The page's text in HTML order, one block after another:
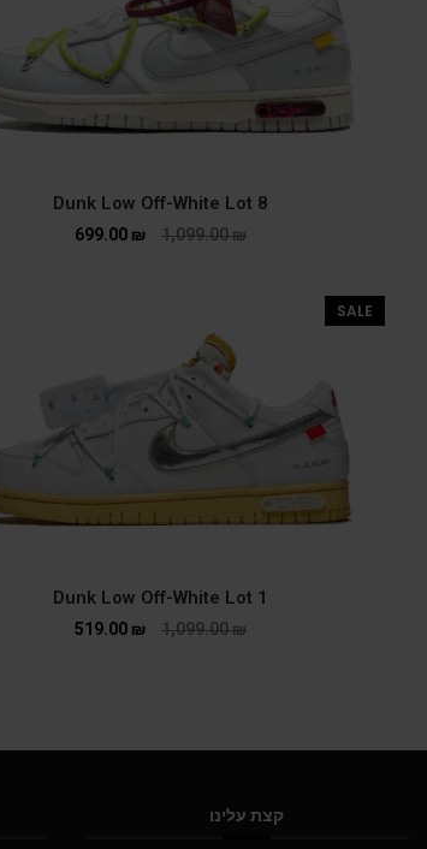
Dunk Low Off-White Lot 8
1,099.00₪
699.00 ₪
SALE
Dunk Low Off-White Lot 1
1,099.00₪
519.00 ₪
קצת עלינו